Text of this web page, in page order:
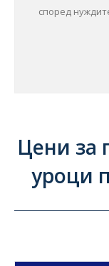
според
Цени за
уроци